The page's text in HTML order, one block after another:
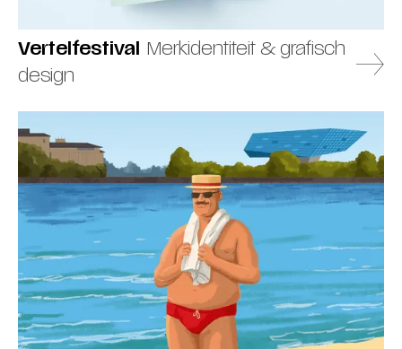
Vertelfestival Merkidentiteit & grafisch
design